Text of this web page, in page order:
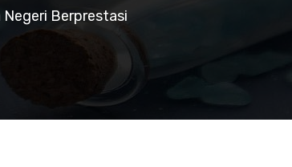
Negeri Berprestasi